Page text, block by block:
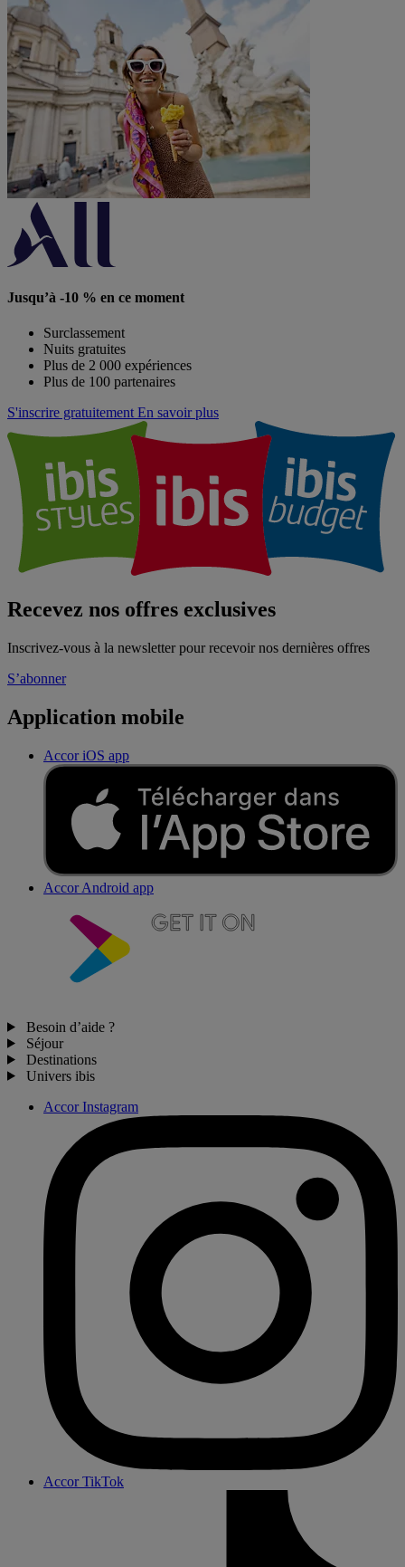
Jusqu’à -10 % en ce moment
Surclassement
Nuits gratuites
Plus de 2 000 expériences
Plus de 100 partenaires
S'inscrire gratuitement En savoir plus
Recevez nos offres exclusives
Inscrivez-vous à la newsletter pour recevoir nos dernières offres
S’abonner
Application mobile
Accor iOS app
Accor Android app
Besoin d’aide ?
Séjour
Destinations
Univers ibis
Accor Instagram
Accor TikTok